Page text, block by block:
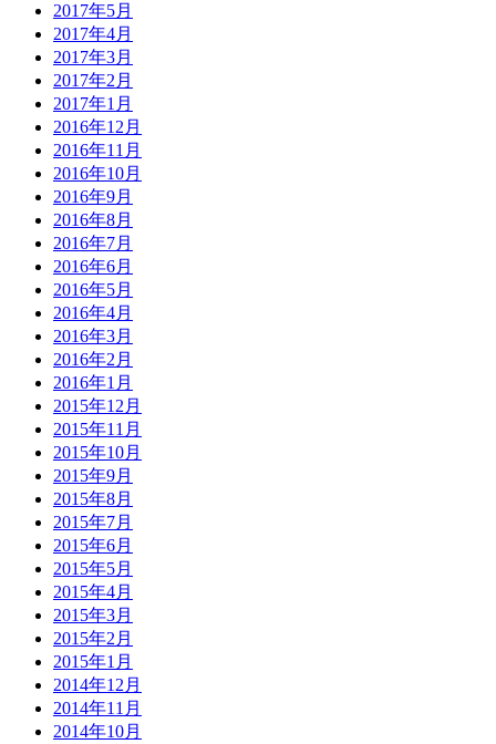
2017年5月
2017年4月
2017年3月
2017年2月
2017年1月
2016年12月
2016年11月
2016年10月
2016年9月
2016年8月
2016年7月
2016年6月
2016年5月
2016年4月
2016年3月
2016年2月
2016年1月
2015年12月
2015年11月
2015年10月
2015年9月
2015年8月
2015年7月
2015年6月
2015年5月
2015年4月
2015年3月
2015年2月
2015年1月
2014年12月
2014年11月
2014年10月